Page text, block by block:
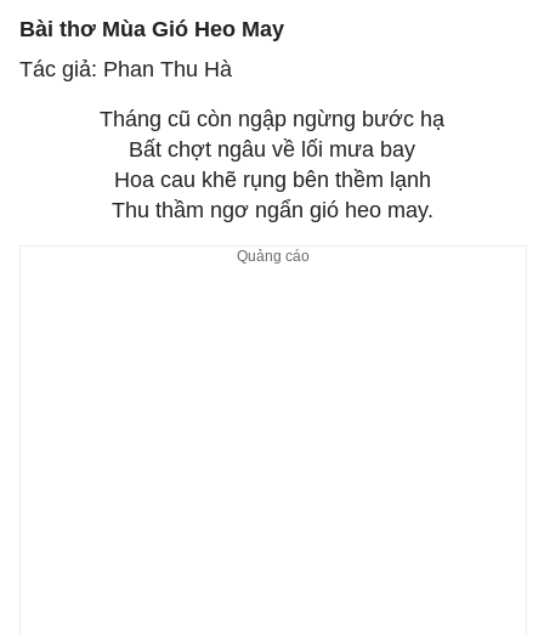
Bài thơ Mùa Gió Heo May
Tác giả: Phan Thu Hà
Tháng cũ còn ngập ngừng bước hạ
Bất chợt ngâu về lối mưa bay
Hoa cau khẽ rụng bên thềm lạnh
Thu thầm ngơ ngẩn gió heo may.